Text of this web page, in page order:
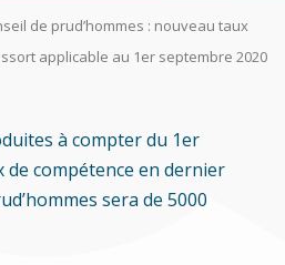
de prud’hommes : nouveau taux
applicable au 1er septembre 2020
à compter du 1er
de compétence en dernier
sera de 5000